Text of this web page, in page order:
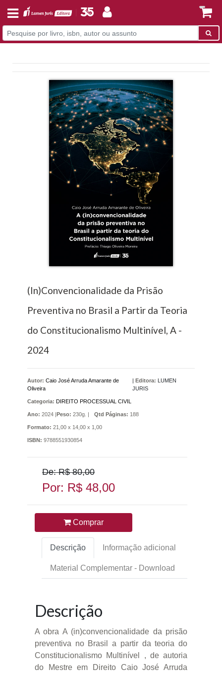
(In)Convencionalidade da Prisão
Preventiva no Brasil a Partir da Teoria
do Constitucionalismo Multinível, A -
2024
Autor: Caio José Arruda Amarante de
Oliveira
Editora: LUMEN
JURIS
Categoria: DIREITO PROCESSUAL CIVIL
Ano: 2024 | Peso: 230g. | Qtd Páginas: 188
Formato: 21,00 x 14,00 x 1,00
ISBN: 9788551930854
De: R$ 80,00
Por: R$ 48,00
Comprar
Descrição Informação adicional
Material Complementar - Download
Descrição
A obra A (in)convencionalidade da prisão
preventiva no Brasil a partir da teoria do
Constitucionalismo Multinível , de autoria
do Mestre em Direito Caio José Arruda